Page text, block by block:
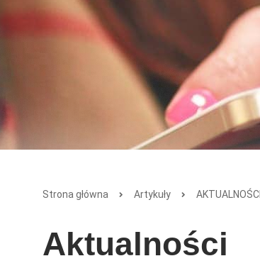
Strona główna Artykuły AKTUALNOŚCI
Aktualności